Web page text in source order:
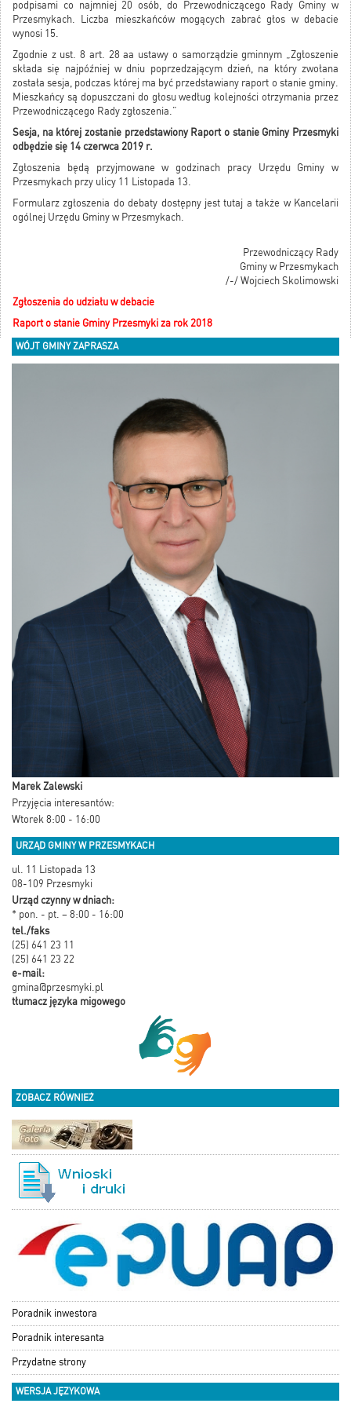
podpisami co najmniej 20 osób, do Przewodniczącego Rady Gminy w
Przesmykach. Liczba mieszkańców mogących zabrać głos w debacie
wynosi 15.
Zgodnie z ust. 8 art. 28 aa ustawy o samorządzie gminnym „Zgłoszenie
składa się najpóźniej w dniu poprzedzającym dzień, na który zwołana
została sesja, podczas której ma być przedstawiany raport o stanie gminy.
Mieszkańcy są dopuszczani do głosu według kolejności otrzymania przez
Przewodniczącego Rady zgłoszenia.”
Sesja, na której zostanie przedstawiony Raport o stanie Gminy Przesmyki
odbędzie się 14 czerwca 2019 r.
Zgłoszenia będą przyjmowane w godzinach pracy Urzędu Gminy w
Przesmykach przy ulicy 11 Listopada 13.
Formularz zgłoszenia do debaty dostępny jest tutaj a także w Kancelarii
ogólnej Urzędu Gminy w Przesmykach.
Przewodniczący Rady
Gminy w Przesmykach
/-/ Wojciech Skolimowski
Zgłoszenia do udziału w debacie
Raport o stanie Gminy Przesmyki za rok 2018
WÓJT GMINY ZAPRASZA
Marek Zalewski
Przyjęcia interesantów:
Wtorek 8:00 - 16:00
URZĄD GMINY W PRZESMYKACH
ul. 11 Listopada 13
08-109 Przesmyki
Urząd czynny w dniach:
* pon. - pt. – 8:00 - 16:00
tel./faks
(25) 641 23 11
(25) 641 23 22
e-mail:
gmina@przesmyki.pl
tłumacz języka migowego
ZOBACZ RÓWNIEŻ
Poradnik inwestora
Poradnik interesanta
Przydatne strony
WERSJA JĘZYKOWA